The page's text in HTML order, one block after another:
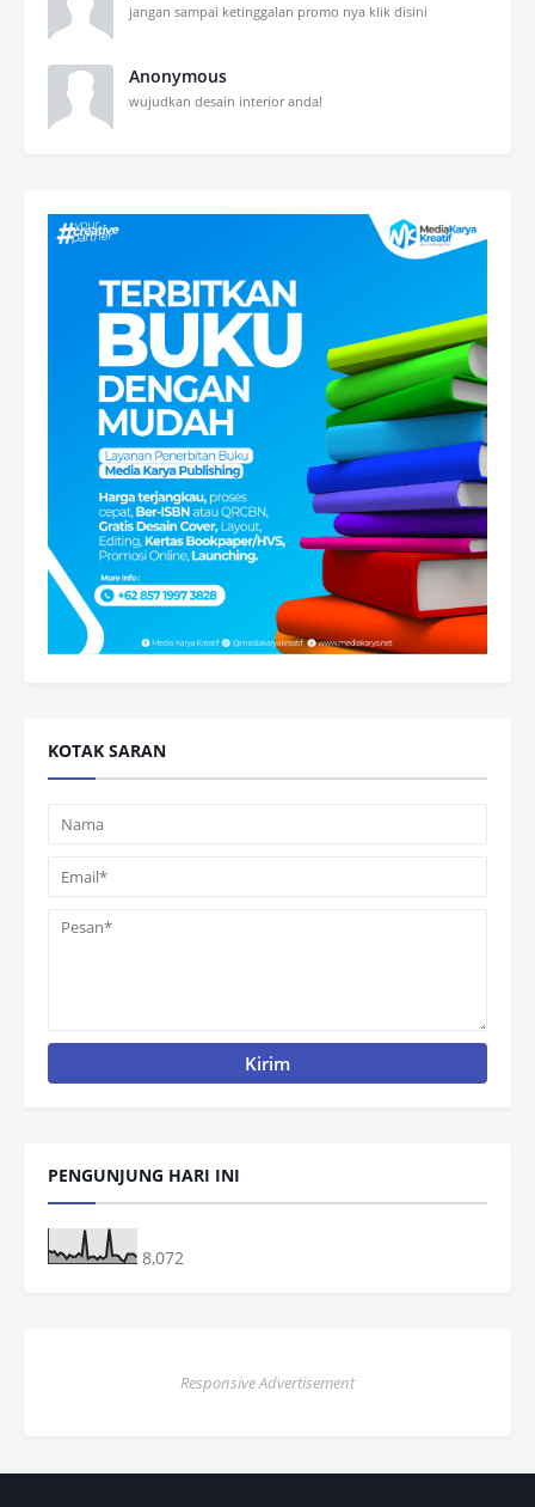
jangan sampai ketinggalan promo nya klik disini
Anonymous
wujudkan desain interior anda!
KOTAK SARAN
PENGUNJUNG HARI INI
8,072
Responsive Advertisement